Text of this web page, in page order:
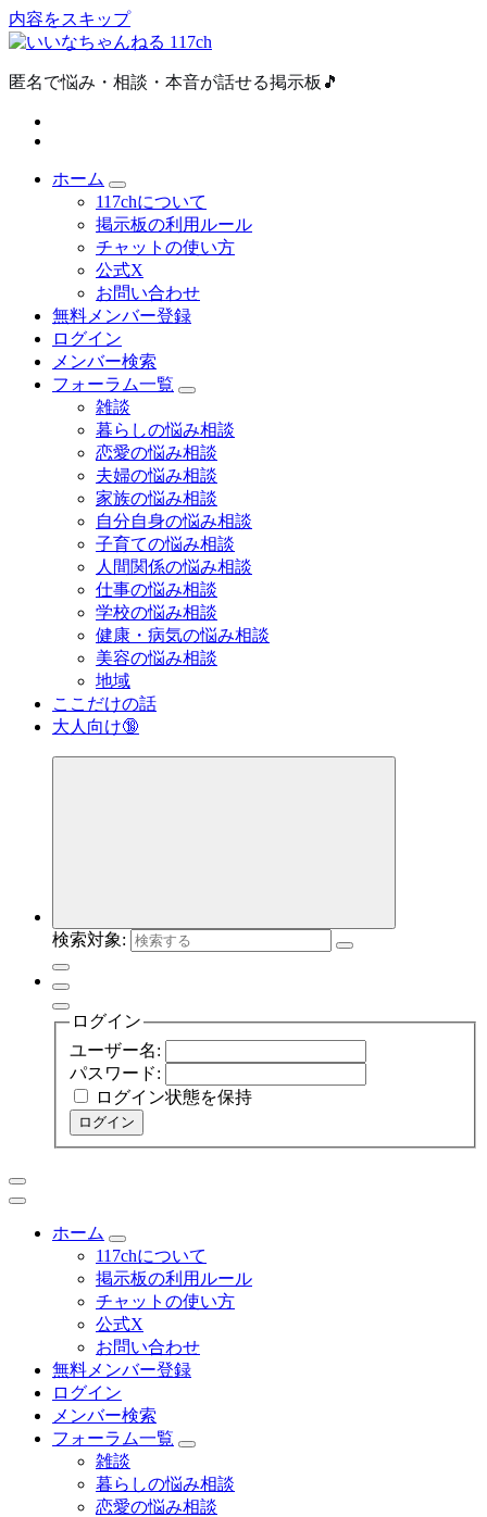
内容をスキップ
匿名で悩み・相談・本音が話せる掲示板🎵
ホーム
117chについて
掲示板の利用ルール
チャットの使い方
公式X
お問い合わせ
無料メンバー登録
ログイン
メンバー検索
フォーラム一覧
雑談
暮らしの悩み相談
恋愛の悩み相談
夫婦の悩み相談
家族の悩み相談
自分自身の悩み相談
子育ての悩み相談
人間関係の悩み相談
仕事の悩み相談
学校の悩み相談
健康・病気の悩み相談
美容の悩み相談
地域
ここだけの話
大人向け🔞
検索対象:
ログイン
ユーザー名:
パスワード:
ログイン状態を保持
ログイン
ホーム
117chについて
掲示板の利用ルール
チャットの使い方
公式X
お問い合わせ
無料メンバー登録
ログイン
メンバー検索
フォーラム一覧
雑談
暮らしの悩み相談
恋愛の悩み相談